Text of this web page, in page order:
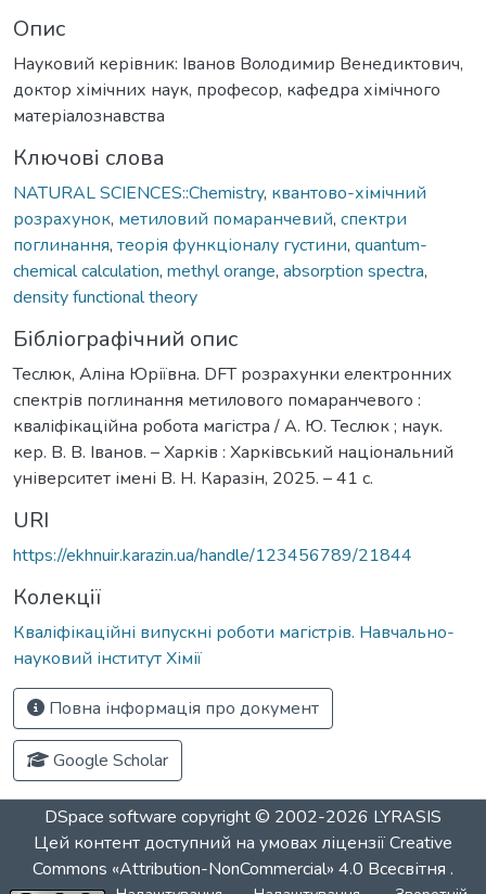
Опис
Науковий керівник: Іванов Володимир Венедиктович,
доктор хімічних наук, професор, кафедра хімічного
матеріалознавства
Ключові слова
NATURAL SCIENCES::Chemistry, квантово-хімічний
розрахунок, метиловий помаранчевий, спектри
поглинання, теорія функціоналу густини, quantum-
chemical calculation, methyl orange, absorption spectra,
density functional theory
Бібліографічний опис
Теслюк, Аліна Юріївна. DFT розрахунки електронних
спектрів поглинання метилового помаранчевого :
кваліфікаційна робота магістра / А. Ю. Теслюк ; наук.
кер. В. В. Іванов. – Харків : Харківський національний
університет імені В. Н. Каразін, 2025. – 41 с.
URI
https://ekhnuir.karazin.ua/handle/123456789/21844
Колекції
Кваліфікаційні випускні роботи магістрів. Навчально-
науковий інститут Хімії
Повна інформація про документ
Google Scholar
DSpace software copyright © 2002-2026 LYRASIS
Цей контент доступний на умовах ліцензіїCreative
Commons «Attribution-NonCommercial» 4.0 Всесвітня .